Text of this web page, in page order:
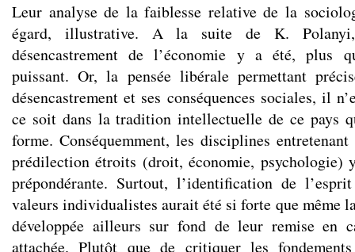
Leur analyse de la faiblesse relative de la
égard, illustrative. A la suite de K.
désencastrement de l’économie y a été, plus
puissant. Or, la pensée libérale permettant
désencastrement et ses conséquences sociales, il
ce soit dans la tradition intellectuelle de ce pays
forme. Conséquemment, les disciplines
prédilection étroits (droit, économie, psychologie)
prépondérante. Surtout, l’identification de
valeurs individualistes aurait été si forte que même
développée ailleurs sur fond de leur remise en
attachée. Plutôt que de critiquer les